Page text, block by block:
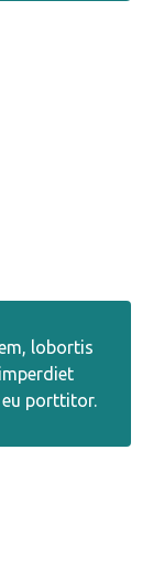
lobortis
eu porttitor.